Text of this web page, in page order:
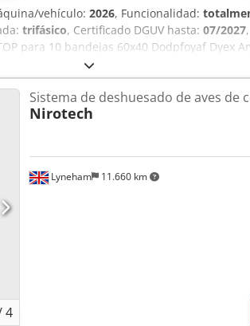
vehículo: 2026, Funcionalidad:
trifásico, Certificado DGUV hasta: 07/2027
para 10 bandejas 60x40 Dodpfoyaf Dyex
10 bandejas 60x40 Horno móvil con
32A-CEE Conexión de agua de 3/4",
de garantía + servicio de repuestos ¡Visite
4
Lyneham 11.660 km
Sistema de deshuesado de aves de
Nirotech